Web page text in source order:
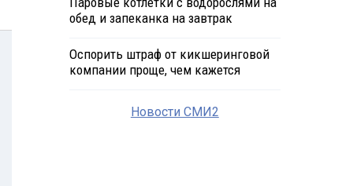
обед и запеканка на завтрак
Оспорить штраф от кикшеринговой
компании проще, чем кажется
Новости СМИ2